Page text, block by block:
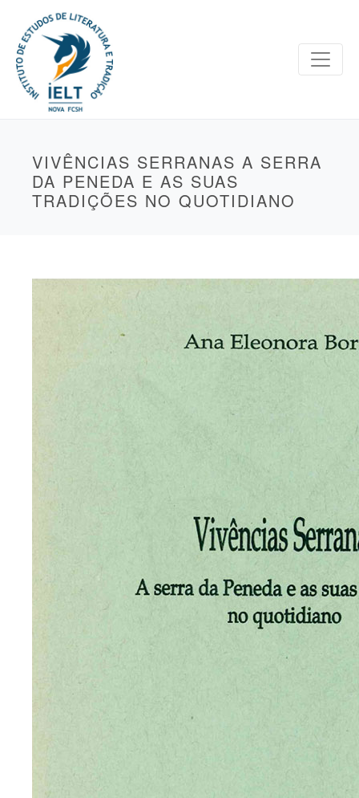
VIVÊNCIAS SERRANAS A SERRA
DA PENEDA E AS SUAS
TRADIÇÕES NO QUOTIDIANO